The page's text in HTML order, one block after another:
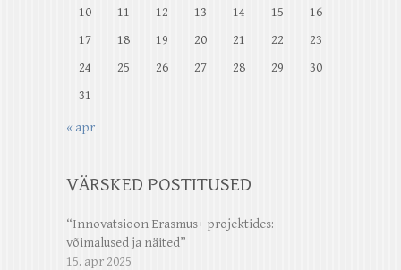
10
11 12 13 14 15
16
17
18 19 20 21 22
23
24
25 26 27 28 29
30
31
« apr
VÄRSKED POSTITUSED
“Innovatsioon Erasmus+ projektides:
võimalused ja näited”
15. apr 2025